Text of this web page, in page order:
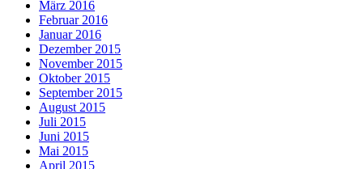
März 2016
Februar 2016
Januar 2016
Dezember 2015
November 2015
Oktober 2015
September 2015
August 2015
Juli 2015
Juni 2015
Mai 2015
April 2015